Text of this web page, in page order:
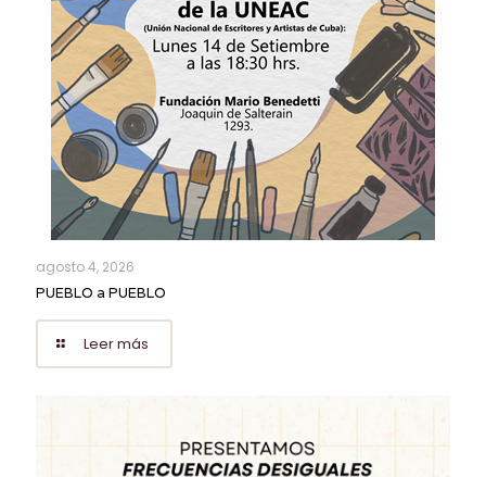
agosto 4, 2026
PUEBLO a PUEBLO
Leer más